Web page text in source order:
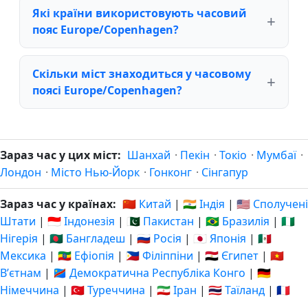
Які країни використовують часовий
пояс Europe/Copenhagen?
Скільки міст знаходиться у часовому
поясі Europe/Copenhagen?
Зараз час у цих міст: Шанхай · Пекін · Токіо · Мумбаї ·
Лондон · Місто Нью-Йорк · Гонконг · Сінгапур
Зараз час у країнах: 🇨🇳 Китай | 🇮🇳 Індія | 🇺🇸 Сполучені
Штати | 🇮🇩 Індонезія | 🇵🇰 Пакистан | 🇧🇷 Бразилія | 🇳🇬
Нігерія | 🇧🇩 Бангладеш | 🇷🇺 Росія | 🇯🇵 Японія | 🇲🇽
Мексика | 🇪🇹 Ефіопія | 🇵🇭 Філіппіни | 🇪🇬 Єгипет | 🇻🇳
Вʼєтнам | 🇨🇩 Демократична Республіка Конго | 🇩🇪
Німеччина | 🇹🇷 Туреччина | 🇮🇷 Іран | 🇹🇭 Таїланд | 🇫🇷